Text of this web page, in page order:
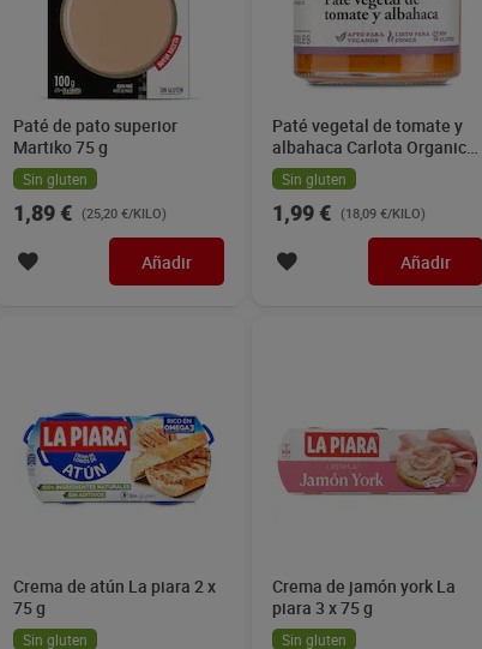
Paté de pato superior
Martiko 75 g
Sin gluten
1,89 € (25,20 €/KILO)
Añadir
Paté vegetal de tomate y
albahaca Carlota Organic
110 g
Sin gluten
1,99 € (18,09 €/KILO)
Añadir
Crema de atún La piara 2 x
75 g
Sin gluten
Crema de jamón york La
piara 3 x 75 g
Sin gluten